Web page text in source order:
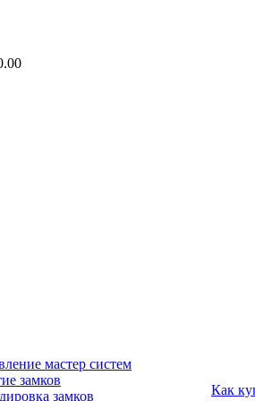
мастер систем
замков
замков
Как